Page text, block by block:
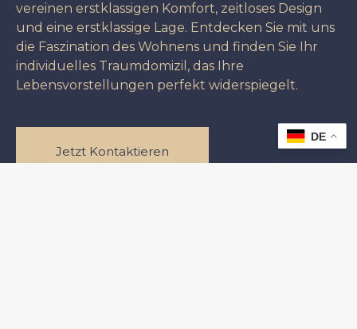
vereinen erstklassigen Komfort, zeitloses Design
und eine erstklassige Lage. Entdecken Sie mit uns
die Faszination des Wohnens und finden Sie Ihr
individuelles Traumdomizil, das Ihre
Lebensvorstellungen perfekt widerspiegelt.
Jetzt Kontaktieren
DE